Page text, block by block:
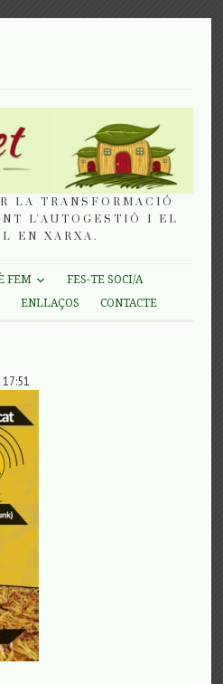
LA TRANSFORMACIÓ
L'AUTOGESTIÓ I EL
EN XARXA.
FEM
FES-TE SOCI/A
ENLLAÇOS CONTACTE